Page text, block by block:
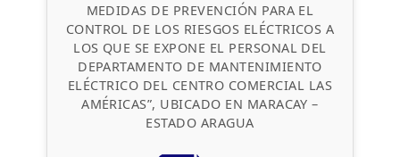
MEDIDAS DE PREVENCIÓN PARA EL
CONTROL DE LOS RIESGOS ELÉCTRICOS A
LOS QUE SE EXPONE EL PERSONAL DEL
DEPARTAMENTO DE MANTENIMIENTO
ELÉCTRICO DEL CENTRO COMERCIAL LAS
AMÉRICAS”, UBICADO EN MARACAY –
ESTADO ARAGUA